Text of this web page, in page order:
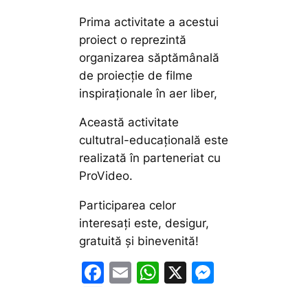
Prima activitate a acestui
proiect o reprezintă
organizarea săptămânală
de proiecție de filme
inspiraționale în aer liber,
Această activitate
cultutral-educațională este
realizată în parteneriat cu
ProVideo.
Participarea celor
interesați este, desigur,
gratuită și binevenită!
F
E
W X